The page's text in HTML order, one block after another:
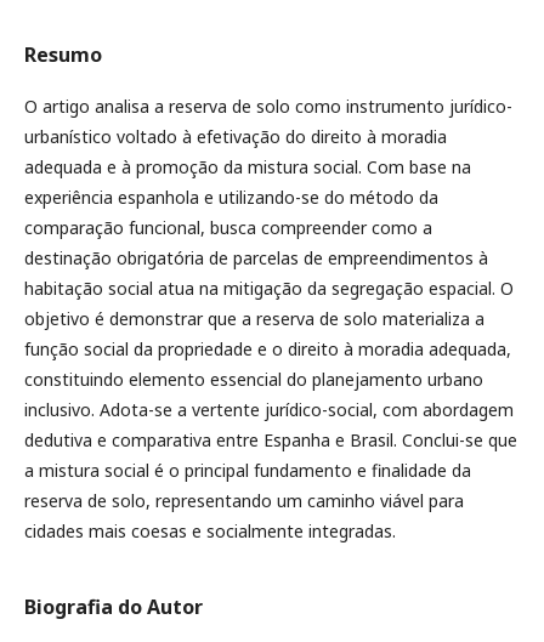
Resumo
O artigo analisa a reserva de solo como instrumento jurídico-
urbanístico voltado à efetivação do direito à moradia
adequada e à promoção da mistura social. Com base na
experiência espanhola e utilizando-se do método da
comparação funcional, busca compreender como a
destinação obrigatória de parcelas de empreendimentos à
habitação social atua na mitigação da segregação espacial. O
objetivo é demonstrar que a reserva de solo materializa a
função social da propriedade e o direito à moradia adequada,
constituindo elemento essencial do planejamento urbano
inclusivo. Adota-se a vertente jurídico-social, com abordagem
dedutiva e comparativa entre Espanha e Brasil. Conclui-se que
a mistura social é o principal fundamento e finalidade da
reserva de solo, representando um caminho viável para
cidades mais coesas e socialmente integradas.
Biografia do Autor